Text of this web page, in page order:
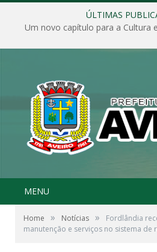
ÚLTIMAS
Um novo capítulo para a Cultura
MENU
Home » Notícias »
Fordlândia
manutenção e serviços no sistema de